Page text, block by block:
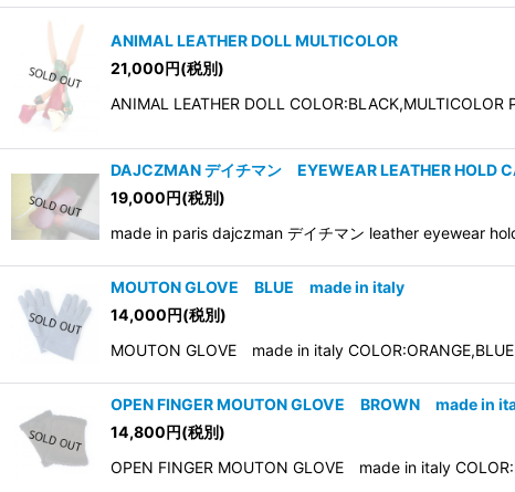
ANIMAL LEATHER DOLL MULTICOLOR
21,000円(税別)
ANIMAL LEATHER DOLL
DAJCZMAN デイチマン EYEWEAR LEATHER HOLD
19,000円(税別)
made in paris dajczman デイチマン leather eyewear
MOUTON GLOVE BLUE made in italy
14,000円(税別)
MOUTON GLOVE made in italy
OPEN FINGER MOUTON GLOVE BROWN made in
14,800円(税別)
OPEN FINGER MOUTON GLOVE made in italy